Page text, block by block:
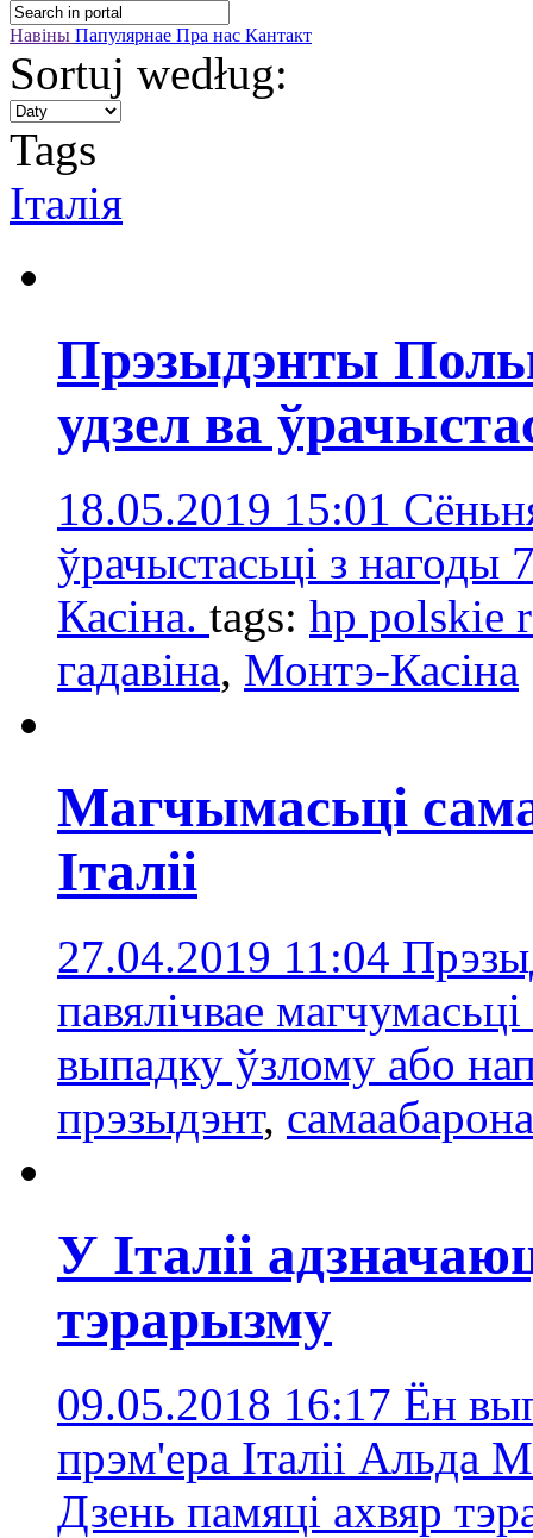
Навіны Папулярнае Пра нас Кантакт
Sortuj według:
Tags
Iталія
Прэзыдэнты
удзел ва
18.05.2019 15:01
ўрачыстасьці з нагоды
Касіна. tags: hp polskie
гадавінa, Монтэ-Касіна
Магчымасьці
Італіі
27.04.2019 11:04
павялічвае
выпадку ўзлому або
прэзыдэнт, сaмаабаронa
У Італіі
тэрарызму
09.05.2018 16:17 Ён
прэм'ера Італіі Альда
Дзень памяці ахвяр